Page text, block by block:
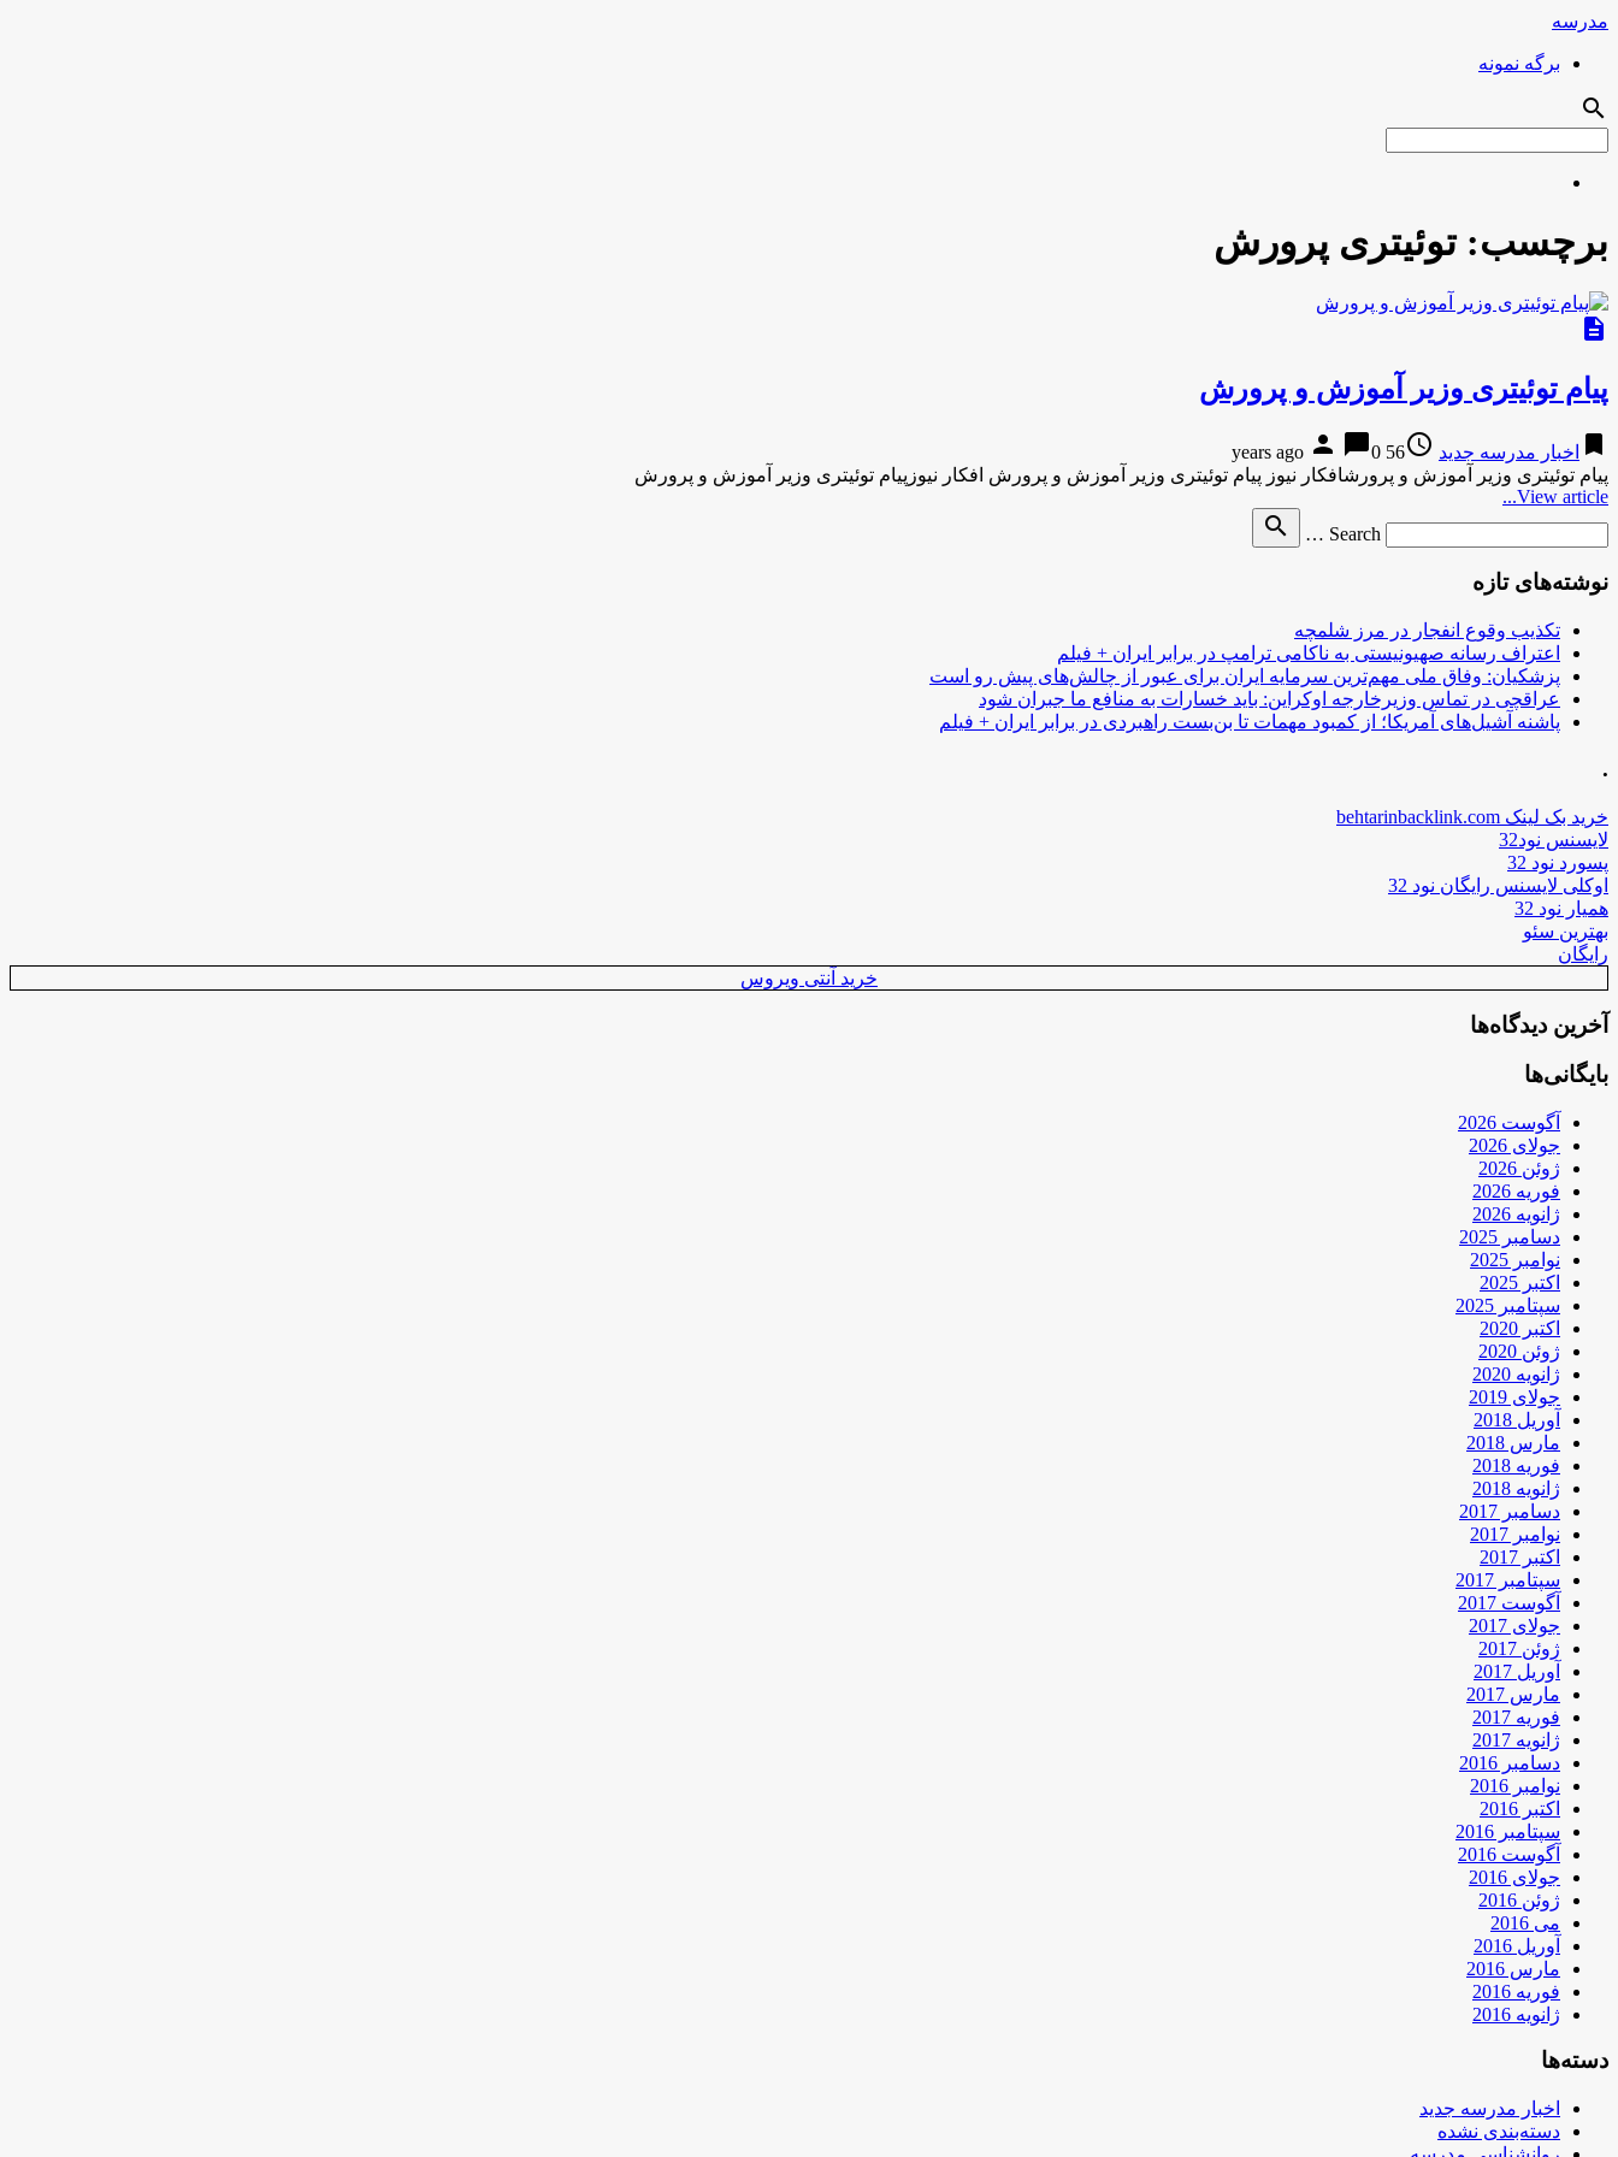
مدرسه
برگه نمونه
search
برچسب:توئیتری پرورش
description
پیام توئیتری وزیر آموزش و پرورش
bookmark اخبار مدرسه جدید access_time
56 years ago
person chat_bubble0
پیام توئیتری وزیر آموزش و پرورشافکار نیوز پیام توئیتری وزیر آموزش و پرورش افکار نیوزپیام توئیتری وزیر آموزش و پرورش
View article...
Search …
search
نوشته‌های تازه
تکذیب وقوع انفجار در مرز شلمچه
اعتراف رسانه صهیونیستی به ناکامی ترامپ در برابر ایران + فیلم
پزشکیان: وفاق ملی مهم‌ترین سرمایه ایران برای عبور از چالش‌های پیش رو است
عراقچی در تماس وزیرخارجه اوکراین: باید خسارات به منافع ما جبران شود
پاشنه آشیل‌های آمریکا؛ از کمبود مهمات تا بن‌بست راهبردی در برابر ایران + فیلم
.
خرید بک لینک behtarinbacklink.com
لایسنس نود32
پسورد نود 32
اوکلی لایسنس رایگان نود 32
همیار نود 32
بهترین سئو
رایگان
خرید آنتی ویروس
آخرین دیدگاه‌ها
بایگانی‌ها
آگوست 2026
جولای 2026
ژوئن 2026
فوریه 2026
ژانویه 2026
دسامبر 2025
نوامبر 2025
اکتبر 2025
سپتامبر 2025
اکتبر 2020
ژوئن 2020
ژانویه 2020
جولای 2019
آوریل 2018
مارس 2018
فوریه 2018
ژانویه 2018
دسامبر 2017
نوامبر 2017
اکتبر 2017
سپتامبر 2017
آگوست 2017
جولای 2017
ژوئن 2017
آوریل 2017
مارس 2017
فوریه 2017
ژانویه 2017
دسامبر 2016
نوامبر 2016
اکتبر 2016
سپتامبر 2016
آگوست 2016
جولای 2016
ژوئن 2016
می 2016
آوریل 2016
مارس 2016
فوریه 2016
ژانویه 2016
دسته‌ها
اخبار مدرسه جدید
دسته‌بندی نشده